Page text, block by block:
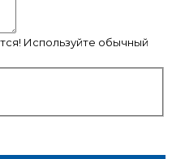
Используйте обычный